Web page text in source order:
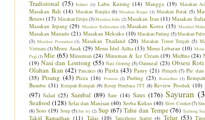
Tradisional (75) Kuliner (1) Labu Kuning (14) Mangga (19) Masakan
Masakan Bali (14) Masakan Bangka (6) Masakan Banjar (1) Masakan Batak (5)
Betawi (17) Masakan Eropa (3) Masakan India (2) Masakan Iran (11) Masakan Italia
Masakan Jepang (29) Masakan Kalimantan (1) Masakan Korea (15) Masakan
Masakan Manado (21) Masakan Meksiko (10) Masakan Padang (5)Masakan
(3) Masakan Peranakan (1) Masakan Thailand (20) Masakan Timur Tengah (5)
Vietnam (3)Menu Anak (29) Menu Idul Adha (13) Menu Lebaran (10) Menu
Pagi (1) Mie (65) Minuman (24) Minuman & Ice Cream (19) Muffins (24)
(19) Nasi dan Lontong (55) Nasi Goreng (5) Oatmeal (23) Obsesi Roti
Olahan Ikan (42) Pancakes (8) Pasta (43) Pastry (21) Pempek (7) Pie
(35) Pisang (43) Pizza (16) Promosi (2) Puding (23) Ramadhan (1)
Bumbu (31) Rempah-Rempah (9) Resep Pembaca JTT (8) Review Produk (10)
(97) Salad (25) Sambal (89) Sate (14) Saus (176) Sayuran
Seafood(128) Selai dan Manisan (40) Serba Kukus (40) Slow Cooker(7)
(8) Soto (19) Soup (5) Stir fry (2) Sup (67) Tahu dan Tempe (76) Taizhong
Takjil Ramadhan (11) Talas (10) Tangzhong Starter (4) Telur (53)